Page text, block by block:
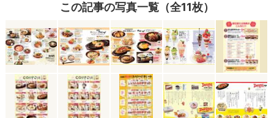
この記事の写真一覧（全11枚）